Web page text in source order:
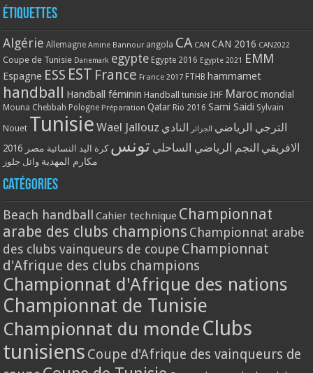
Étiquettes
Algérie Allemagne Amine Bannour angola CA CAN CAN 2016 CAN2022
Coupe de Tunisie Danemark egypte Egypte 2016 Egypte 2021 EMM
Espagne ESS EST France France 2017 FTHB hammamet
handball Handball féminin Handball tunisie IHF Maroc mondial
Mouna Chebbah Pologne Préparation Qatar Rio 2016 Sami Saidi Sylvain
Nouet Tunisie Wael Jallouz الترجي الرياضي الجزائر النادي
الافريقي النجم الرياضي الساحلي تونس كرة اليد النسائية مصر 2016
مكارم المهدية وائل جلوز
Catégories
Beach handball Cahier technique Championnat
arabe des clubs champions Championnat arabe
des clubs vainqueurs de coupe Championnat
d'Afrique des clubs champions
Championnat d'Afrique des nations
Championnat de Tunisie
Championnat du monde Clubs
tunisiens Coupe d'Afrique des vainqueurs de